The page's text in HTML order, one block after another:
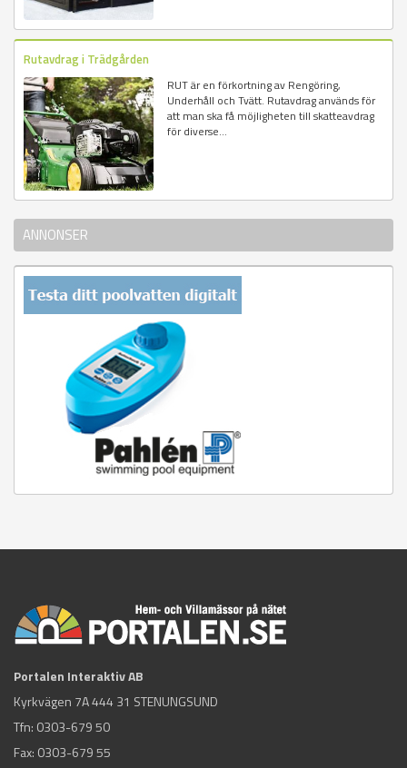
Rutavdrag i Trädgården
RUT är en förkortning av Rengöring,
Underhåll och Tvätt. Rutavdrag används för
att man ska få möjligheten till skatteavdrag
för diverse...
ANNONSER
Portalen Interaktiv AB
Kyrkvägen 7A 444 31 STENUNGSUND
Tfn: 0303-679 50
Fax: 0303-679 55